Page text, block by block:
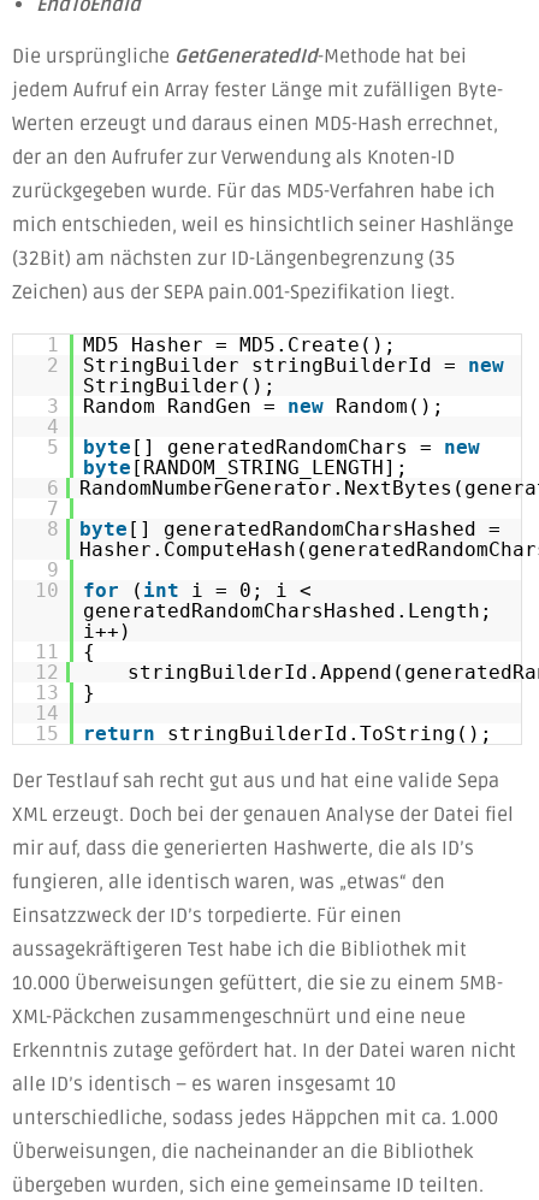
EndToEndId
Die ursprüngliche GetGeneratedId-Methode hat bei
jedem Aufruf ein Array fester Länge mit zufälligen Byte-
Werten erzeugt und daraus einen MD5-Hash errechnet,
der an den Aufrufer zur Verwendung als Knoten-ID
zurückgegeben wurde. Für das MD5-Verfahren habe ich
mich entschieden, weil es hinsichtlich seiner Hashlänge
(32Bit) am nächsten zur ID-Längenbegrenzung (35
Zeichen) aus der SEPA pain.001-Spezifikation liegt.
1
MD5 Hasher = MD5.Create();
2
StringBuilder stringBuilderId = new
StringBuilder();
3
Random RandGen = new
Random();
4
5
byte [] generatedRandomChars = new
byte [RANDOM_STRING_LENGTH];
6
7
8
byte [] generatedRandomCharsHashed =
9
10
for ( int
i = 0; i <
generatedRandomCharsHashed.Length;
i++)
11
{
12
13
}
14
15
return stringBuilderId.ToString();
Der Testlauf sah recht gut aus und hat eine valide Sepa
XML erzeugt. Doch bei der genauen Analyse der Datei fiel
mir auf, dass die generierten Hashwerte, die als ID’s
fungieren, alle identisch waren, was „etwas“ den
Einsatzzweck der ID’s torpedierte. Für einen
aussagekräftigeren Test habe ich die Bibliothek mit
10.000 Überweisungen gefüttert, die sie zu einem 5MB-
XML-Päckchen zusammengeschnürt und eine neue
Erkenntnis zutage gefördert hat. In der Datei waren nicht
alle ID’s identisch – es waren insgesamt 10
unterschiedliche, sodass jedes Häppchen mit ca. 1.000
Überweisungen, die nacheinander an die Bibliothek
übergeben wurden, sich eine gemeinsame ID teilten.